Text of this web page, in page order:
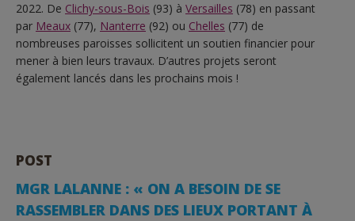
2022. De Clichy-sous-Bois (93) à Versailles (78) en passant
par Meaux (77), Nanterre (92) ou Chelles (77) de
nombreuses paroisses sollicitent un soutien financier pour
mener à bien leurs travaux. D’autres projets seront
également lancés dans les prochains mois !
POST
MGR LALANNE : « ON A BESOIN DE SE
RASSEMBLER DANS DES LIEUX PORTANT À